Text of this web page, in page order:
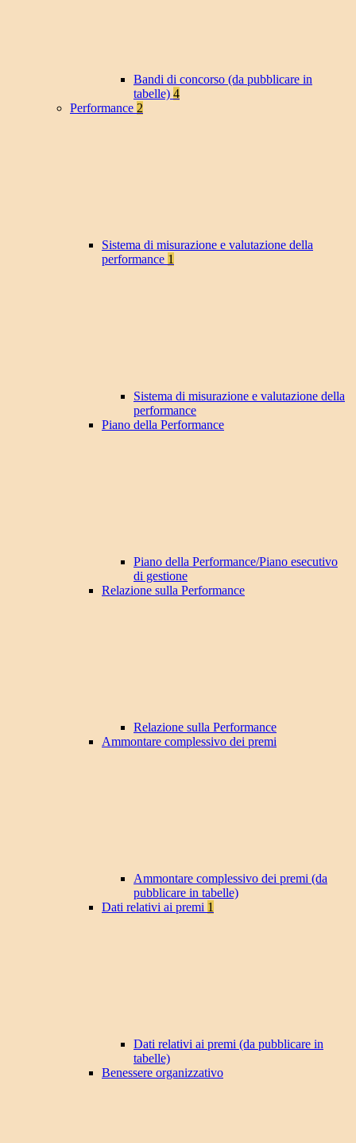
Bandi di concorso (da pubblicare in
tabelle) 4
Performance 2
Sistema di misurazione e valutazione della
performance 1
Sistema di misurazione e valutazione della
performance
Piano della Performance
Piano della Performance/Piano esecutivo
di gestione
Relazione sulla Performance
Relazione sulla Performance
Ammontare complessivo dei premi
Ammontare complessivo dei premi (da
pubblicare in tabelle)
Dati relativi ai premi 1
Dati relativi ai premi (da pubblicare in
tabelle)
Benessere organizzativo